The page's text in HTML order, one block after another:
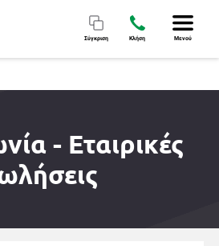
Μενού
Σύγκριση Κλήση
- Εταιρικές